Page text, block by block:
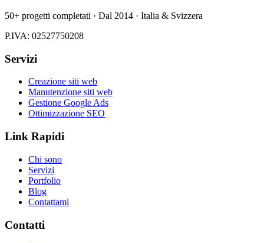
50+ progetti completati · Dal 2014 · Italia & Svizzera
P.IVA: 02527750208
Servizi
Creazione siti web
Manutenzione siti web
Gestione Google Ads
Ottimizzazione SEO
Link Rapidi
Chi sono
Servizi
Portfolio
Blog
Contattami
Contatti